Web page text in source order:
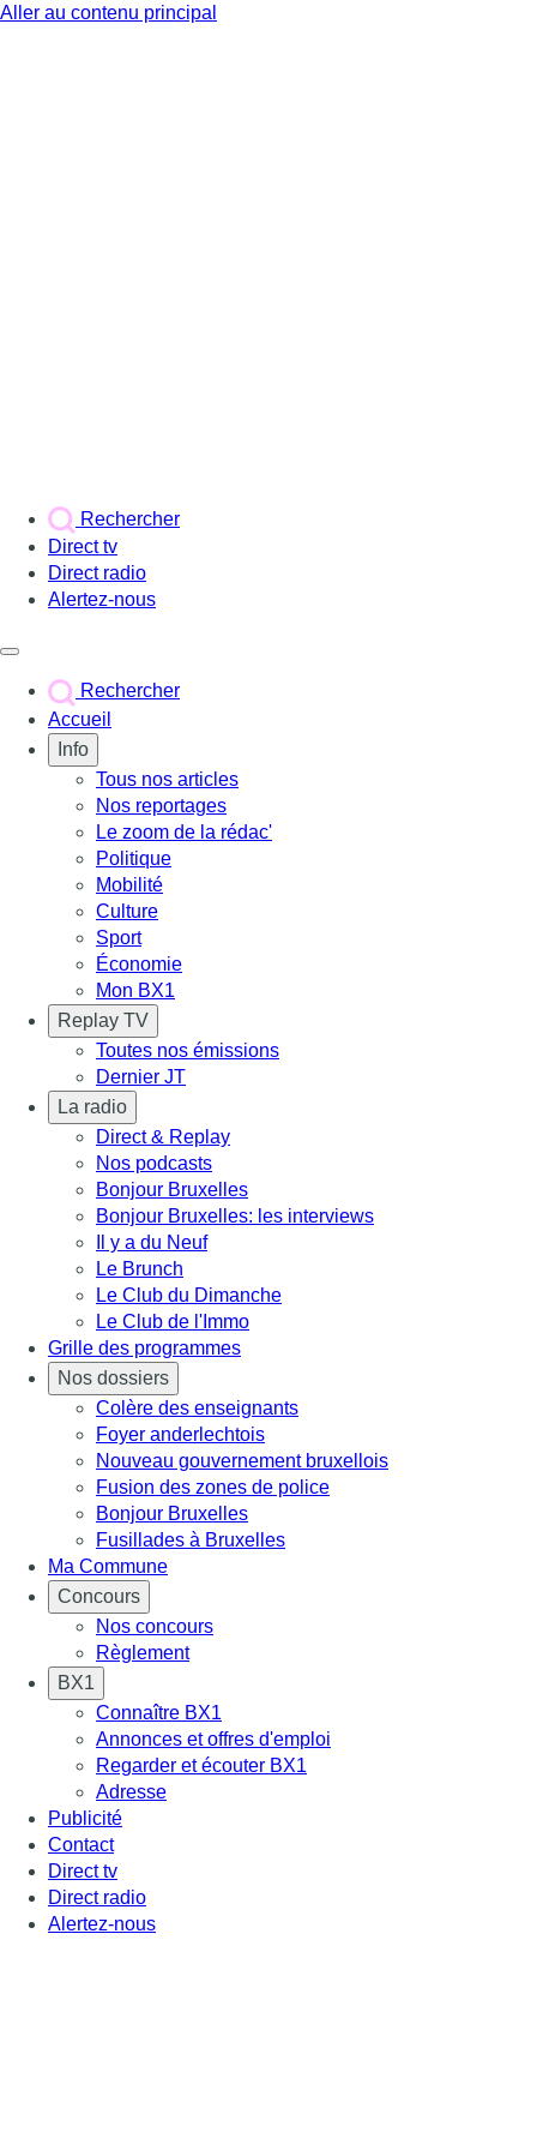
Aller au contenu principal
Rechercher
Direct tv
Direct radio
Alertez-nous
Rechercher
Accueil
Info
Tous nos articles
Nos reportages
Le zoom de la rédac'
Politique
Mobilité
Culture
Sport
Économie
Mon BX1
Replay TV
Toutes nos émissions
Dernier JT
La radio
Direct & Replay
Nos podcasts
Bonjour Bruxelles
Bonjour Bruxelles: les interviews
Il y a du Neuf
Le Brunch
Le Club du Dimanche
Le Club de l'Immo
Grille des programmes
Nos dossiers
Colère des enseignants
Foyer anderlechtois
Nouveau gouvernement bruxellois
Fusion des zones de police
Bonjour Bruxelles
Fusillades à Bruxelles
Ma Commune
Concours
Nos concours
Règlement
BX1
Connaître BX1
Annonces et offres d'emploi
Regarder et écouter BX1
Adresse
Publicité
Contact
Direct tv
Direct radio
Alertez-nous